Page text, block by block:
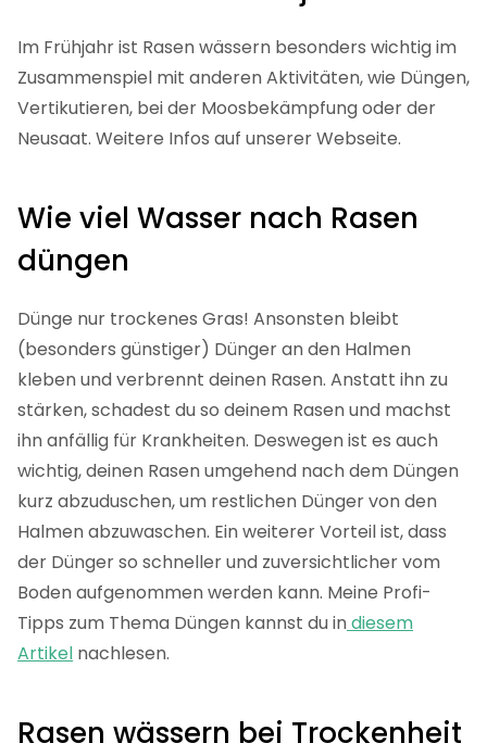
musst du nachgießen.
Rasen wässern Frühjahr
Zusammenspiel mit anderen Aktivitäten, wie Düngen,
Vertikutieren, bei der Moosbekämpfung oder der
Neusaat. Weitere Infos auf unserer Webseite.
Wie viel Wasser nach Rasen
düngen
Dünge nur trockenes Gras! Ansonsten bleibt
(besonders günstiger) Dünger an den Halmen
kleben und verbrennt deinen Rasen. Anstatt ihn zu
stärken, schadest du so deinem Rasen und machst
ihn anfällig für Krankheiten. Deswegen ist es auch
wichtig, deinen Rasen umgehend nach dem Düngen
kurz abzuduschen, um restlichen Dünger von den
Halmen abzuwaschen. Ein weiterer Vorteil ist, dass
Boden aufgenommen werden kann. Meine Profi-